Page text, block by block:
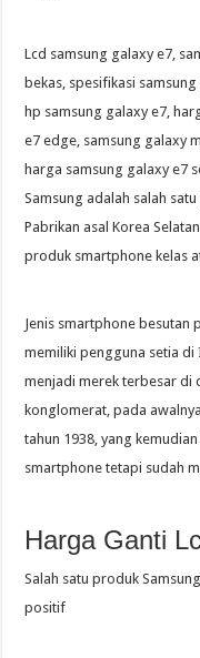
Lcd samsung galaxy e7,
bekas, spesifikasi
hp samsung galaxy e7,
e7 edge, samsung galaxy
harga samsung galaxy e7
Samsung adalah salah
Pabrikan asal Korea
produk smartphone kelas
Jenis smartphone besutan
memiliki pengguna setia di
menjadi merek terbesar di
konglomerat, pada
tahun 1938, yang
smartphone tetapi sudah
Harga Ganti
Salah satu produk
positif